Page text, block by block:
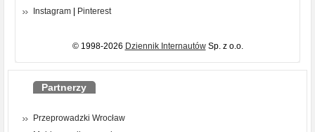
Instagram | Pinterest
© 1998-2026 Dziennik InternautówSp. z o.o.
Partnerzy
Przeprowadzki Wrocław